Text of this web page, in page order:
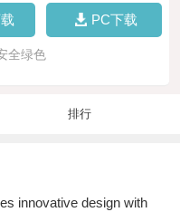
PC下载
全绿色
排行
innovative design with